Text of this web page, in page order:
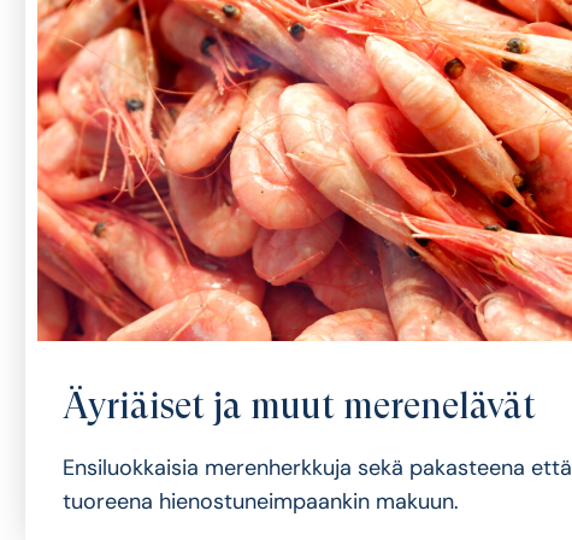
Äyriäiset ja muut merenelävät
Ensiluokkaisia merenherkkuja sekä pakasteena että
tuoreena hienostuneimpaankin makuun.